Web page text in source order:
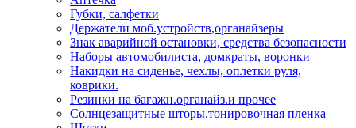
Губки, салфетки
Держатели моб.устройств,органайзеры
Знак аварийной остановки, средства безопасности
Наборы автомобилиста, домкраты, воронки
Накидки на сиденье, чехлы, оплетки руля,
коврики.
Резинки на багажн.органайз.и прочее
Солнцезащитные шторы,тонировочная пленка